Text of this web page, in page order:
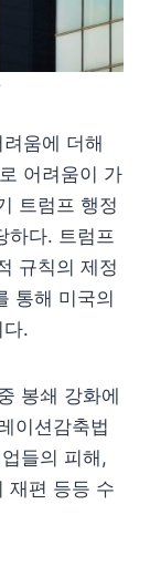
움에 더해
어려움이 가
트럼프 행정
하다. 트럼프
규칙의 제정
통해 미국의
.
봉쇄 강화에
이션감축법
들의 피해,
재편 등등 수